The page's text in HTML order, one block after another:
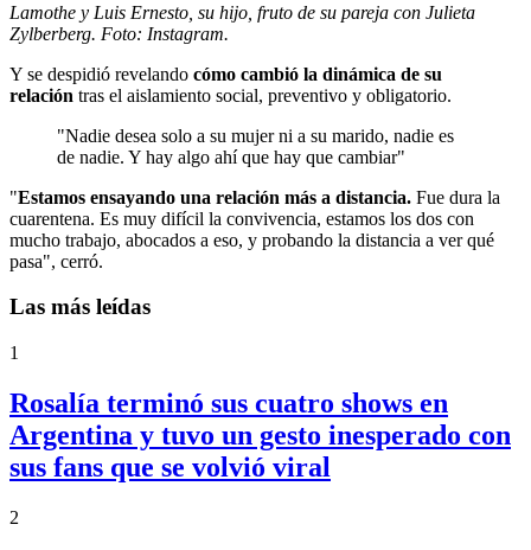
Lamothe y Luis Ernesto, su hijo, fruto de su pareja con Julieta
Zylberberg. Foto: Instagram.
Y se despidió revelando cómo cambió la dinámica de su
relación tras el aislamiento social, preventivo y obligatorio.
"Nadie desea solo a su mujer ni a su marido, nadie es
de nadie. Y hay algo ahí que hay que cambiar"
"Estamos ensayando una relación más a distancia. Fue dura la
cuarentena. Es muy difícil la convivencia, estamos los dos con
mucho trabajo, abocados a eso, y probando la distancia a ver qué
pasa", cerró.
Las más leídas
1
Rosalía terminó sus cuatro shows en
Argentina y tuvo un gesto inesperado con
sus fans que se volvió viral
2